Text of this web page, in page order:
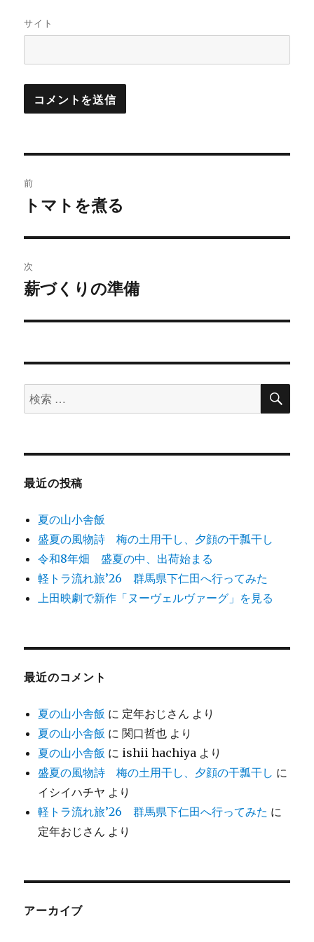
サイト
稿
ビ
ゲ
ー
ン
前
過
の
投
稿:
トマトを煮る
次
次
投
薪づくりの準備
検
索
象:
検
最近の投稿
夏の山小舎飯
盛夏の風物詩 梅の土用干し、夕顔の干瓢干し
令和8年畑 盛夏の中、出荷始まる
軽トラ流れ旅’26 群馬県下仁田へ行ってみた
上田映劇で新作「ヌーヴェルヴァーグ」を見る
最近のコメント
夏の山小舎飯 に 定年おじさん より
夏の山小舎飯 に関口哲也 より
夏の山小舎飯 に ishii hachiya より
盛夏の風物詩 梅の土用干し、夕顔の干瓢干し に
イシイハチヤ より
軽トラ流れ旅’26 群馬県下仁田へ行ってみた に
定年おじさん より
アーカイブ